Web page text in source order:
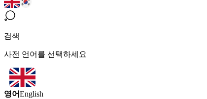
검색
사전 언어를 선택하세요
영어English